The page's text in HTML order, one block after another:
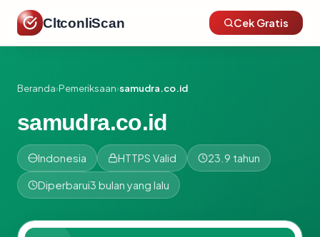
CltconliScan Cek Gratis
Beranda›Pemeriksaan›samudra.co.id
samudra.co.id
Indonesia HTTPS Valid 23.9 tahun
Diperbarui3 bulan yang lalu